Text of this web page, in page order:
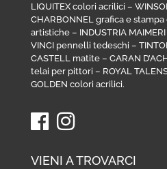
LIQUITEX colori acrilici –
CHARBONNEL grafica e stampa
artistiche– INDUSTRIA
VINCI pennelli tedeschi –
CASTELL matite– CARAN
telai per pittori – ROYAL
GOLDEN colori acrilici.
VIENI A TROVARCI